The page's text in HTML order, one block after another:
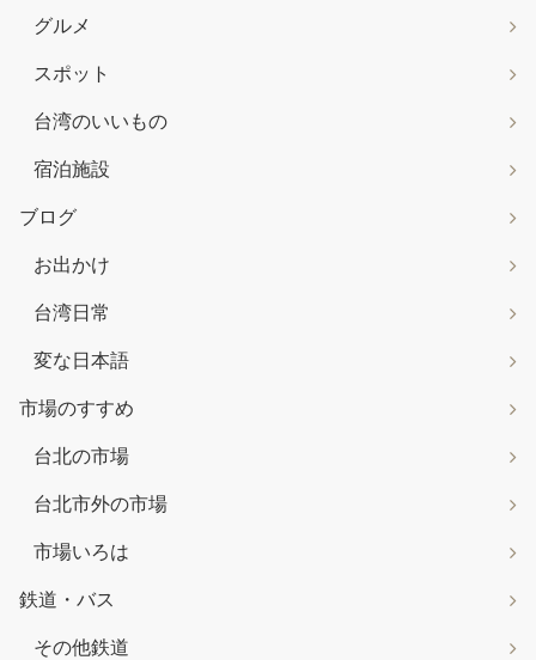
グルメ
スポット
台湾のいいもの
宿泊施設
ブログ
お出かけ
台湾日常
変な日本語
市場のすすめ
台北の市場
台北市外の市場
市場いろは
鉄道・バス
その他鉄道